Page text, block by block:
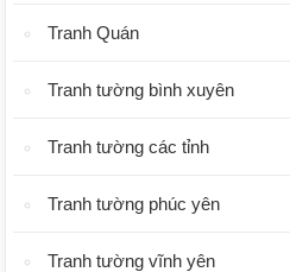
Tranh Quán
Tranh tường bình xuyên
Tranh tường các tỉnh
Tranh tường phúc yên
Tranh tường vĩnh yên